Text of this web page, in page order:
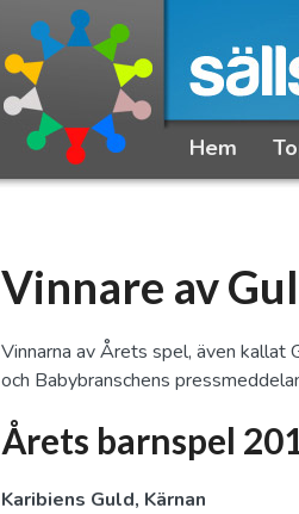
Hem
Vinnare av
Vinnarna av Årets spel, även
och Babybranschens
Årets barnspel
Karibiens Guld, Kärnan